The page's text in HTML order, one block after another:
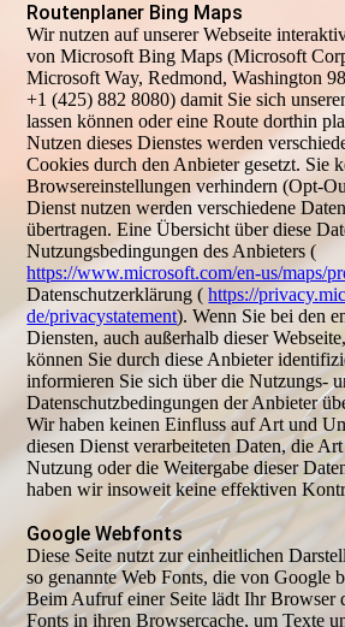
Routenplaner Bing Maps
Wir nutzen auf unserer Webseite
von Microsoft Bing Maps (Microsoft
Microsoft Way, Redmond, Washington
+1 (425) 882 8080) damit Sie sich
lassen können oder eine Route dorthin
Nutzen dieses Dienstes werden
Cookies durch den Anbieter gesetzt. Sie
Browsereinstellungen verhindern (Opt-
Dienst nutzen werden verschiedene
übertragen. Eine Übersicht über diese
Nutzungsbedingungen des Anbieters (
https://www.microsoft.com/en-us/maps/
Datenschutzerklärung (https://
de/privacystatement). Wenn Sie bei den
Diensten, auch außerhalb dieser
können Sie durch diese Anbieter
informieren Sie sich über die Nutzungs-
Datenschutzbedingungen der Anbieter
Wir haben keinen Einfluss auf Art und
diesen Dienst verarbeiteten Daten, die
Nutzung oder die Weitergabe dieser
haben wir insoweit keine effektiven
Google Webfonts
Diese Seite nutzt zur einheitlichen
so genannte Web Fonts, die von Google
Beim Aufruf einer Seite lädt Ihr Browser
Fonts in ihren Browsercache, um Texte